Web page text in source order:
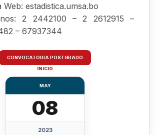
CONVOCATORIA POSTGRADO
INICIO
MAY
08
2023
Web: estadistica.umsa.bo
2 2442100 – 2 2612915 –
– 67937344